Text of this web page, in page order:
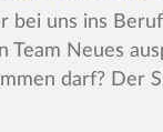
bei uns ins
Team Neues
darf? Der